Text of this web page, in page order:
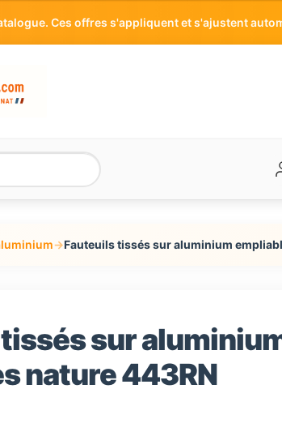
Ces offres s'appliquent et s'ajustent
→Fauteuils tissés sur aluminium
sur
nature 443RN